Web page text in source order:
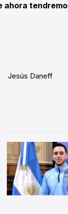
ahora
Jesús Daneff